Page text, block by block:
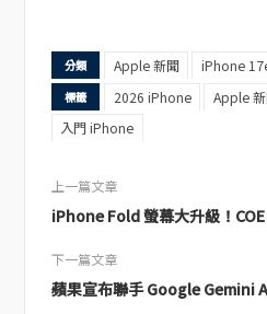
分類 Apple 新聞 iPhone
標籤 2026 iPhone Apple
入門 iPhone
上一篇文章
iPhone Fold 螢幕大升級！
下一篇文章
蘋果宣布聯手 Google Gemini